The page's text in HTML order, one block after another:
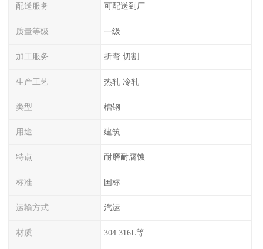
配送服务 可配送到厂
质量等级 一级
加工服务 折弯 切割
生产工艺 热轧 冷轧
类型 槽钢
用途 建筑
特点 耐磨耐腐蚀
标准 国标
运输方式 汽运
材质 304 316L等